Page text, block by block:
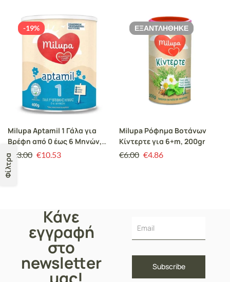
Φίλτρα
-19%
Milupa Aptamil 1 Γάλα για
Βρέφη από 0 έως 6 Μηνών,
400gr
€ 13.00 €10.53
ΕΞΑΝΤΛΉΘΗΚΕ
Milupa Ρόφημα Βοτάνων
Κίντερτε για 6+m, 200gr
€6.00 €4.86
Κάνε
εγγραφή
στο
newsletter